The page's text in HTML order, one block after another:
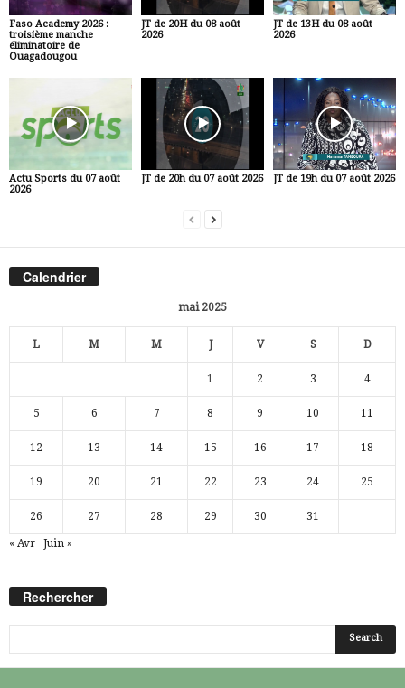
Faso Academy 2026 :
troisième manche
éliminatoire de
Ouagadougou
JT de 20H du 08 août
2026
JT de 13H du 08 août
2026
Actu Sports du 07 août
2026
JT de 20h du 07 août 2026 JT de 19h du 07 août 2026
Calendrier
mai 2025
L M M J V S D
1 2 3 4
5 6 7 8 9 10 11
12 13 14 15 16 17 18
19 20 21 22 23 24 25
26 27 28 29 30 31
« Avr Juin »
Rechercher